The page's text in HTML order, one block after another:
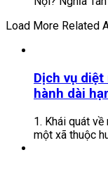
Load More Related
Dịch vụ
hành dài
1. Khái quát
một xã thuộc